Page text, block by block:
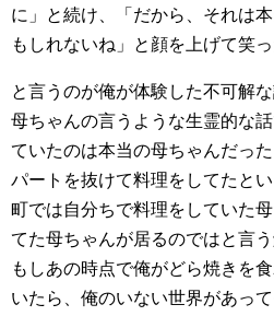
に」と続け、「だから、それは
もしれないね」と顔を上げて笑っ
と言うのが俺が体験した不可解
母ちゃんの言うような生霊的な
ていたのは本当の母ちゃんだった
パートを抜けて料理をしてたと
町では自分ちで料理をしていた
てた母ちゃんが居るのではと言う
もしあの時点で俺がどら焼きを
いたら、俺のいない世界があっ